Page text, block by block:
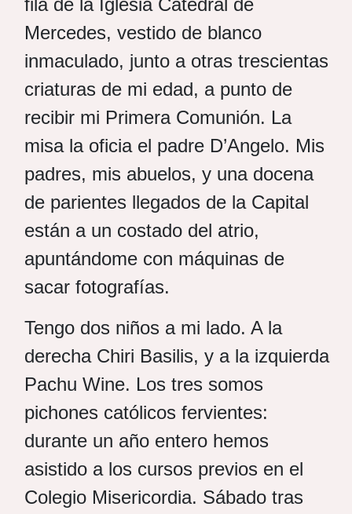
fila de la Iglesia Catedral de
Mercedes, vestido de blanco
inmaculado, junto a otras trescientas
criaturas de mi edad, a punto de
recibir mi Primera Comunión. La
misa la oficia el padre D’Angelo. Mis
padres, mis abuelos, y una docena
de parientes llegados de la Capital
están a un costado del atrio,
apuntándome con máquinas de
sacar fotografías.
Tengo dos niños a mi lado. A la
derecha Chiri Basilis, y a la izquierda
Pachu Wine. Los tres somos
pichones católicos fervientes:
durante un año entero hemos
asistido a los cursos previos en el
Colegio Misericordia. Sábado tras